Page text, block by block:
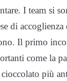
I team si
di
Il primo
come la
più